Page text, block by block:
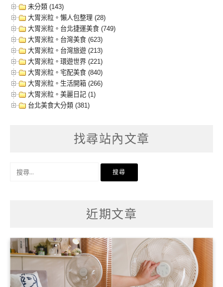
未分類 (143)
大胃米粒。懶人包整理 (28)
大胃米粒。台北捷運美食 (749)
大胃米粒。台灣美食 (623)
大胃米粒。台灣旅遊 (213)
大胃米粒。環遊世界 (221)
大胃米粒。宅配美食 (840)
大胃米粒。生活開箱 (266)
大胃米粒。美麗日記 (1)
台北美食大分類 (381)
找尋站內文章
近期文章